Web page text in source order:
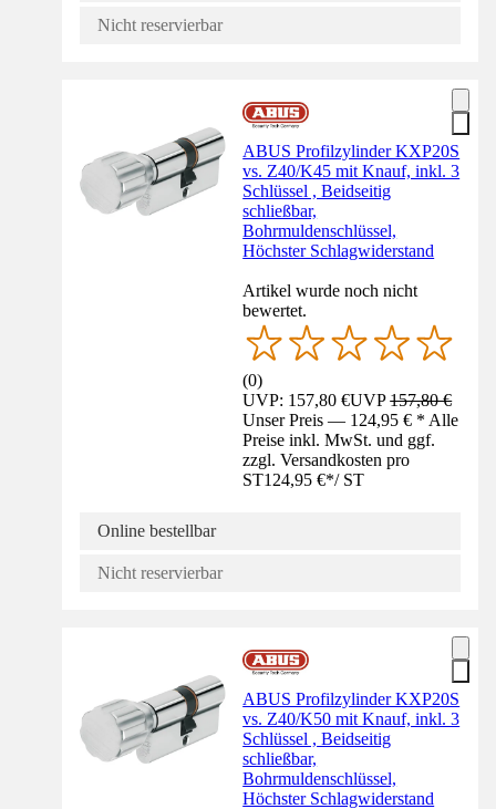
Nicht reservierbar
ABUS Profilzylinder KXP20S
vs. Z40/K45 mit Knauf, inkl. 3
Schlüssel , Beidseitig
schließbar,
Bohrmuldenschlüssel,
Höchster Schlagwiderstand
Artikel wurde noch nicht
bewertet.
(0)
UVP: 157,80 €UVP157,80 €
Unser Preis — 124,95 € * Alle
Preise inkl. MwSt. und ggf.
zzgl. Versandkosten pro
ST124,95 €*/ ST
Online bestellbar
Nicht reservierbar
ABUS Profilzylinder KXP20S
vs. Z40/K50 mit Knauf, inkl. 3
Schlüssel , Beidseitig
schließbar,
Bohrmuldenschlüssel,
Höchster Schlagwiderstand